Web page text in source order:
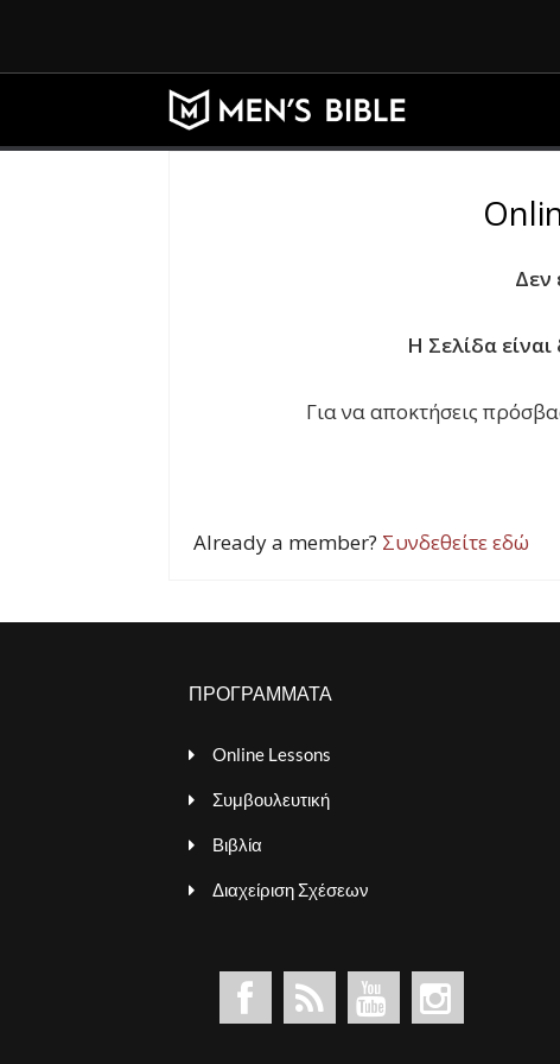
Δεν
Η Σελίδα
Για να αποκτήσεις
Already a member? Συνδεθείτε εδώ
ΠΡΟΓΡΑΜΜΑΤΑ
Online Lessons
Συμβουλευτική
Βιβλία
Διαχείριση Σχέσεων